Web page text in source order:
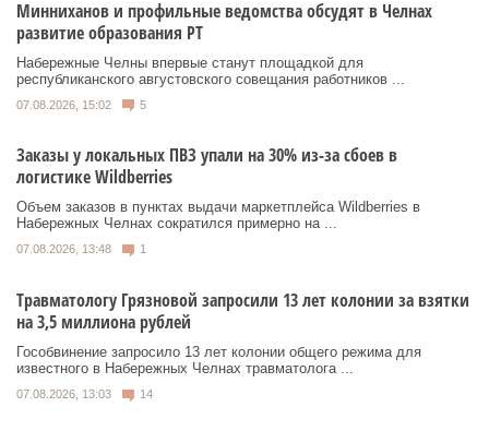
Минниханов и профильные ведомства обсудят в Челнах
развитие образования РТ
Набережные Челны впервые станут площадкой для
республиканского августовского совещания работников ...
07.08.2026, 15:02 5
Заказы у локальных ПВЗ упали на 30% из-за сбоев в
логистике Wildberries
Объем заказов в пунктах выдачи маркетплейса Wildberries в
Набережных Челнах сократился примерно на ...
07.08.2026, 13:48 1
Травматологу Грязновой запросили 13 лет колонии за взятки
на 3,5 миллиона рублей
Гособвинение запросило 13 лет колонии общего режима для
известного в Набережных Челнах травматолога ...
07.08.2026, 13:03 14